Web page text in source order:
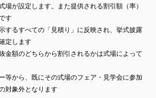
場が設定します。また提供される割引額（率）
す
するすべての「見積り」に反映され、挙式披露
定します
金額のどちらから割引されるかは式場によって
等から、既にその式場のフェア・見学会に参加
対象外となります